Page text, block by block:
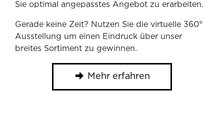
Sie optimal angepasstes Angebot zu erarbeiten.
Gerade keine Zeit? Nutzen Sie die virtuelle 360°
Ausstellung um einen Eindruck über unser
breites Sortiment zu gewinnen.
Mehr erfahren